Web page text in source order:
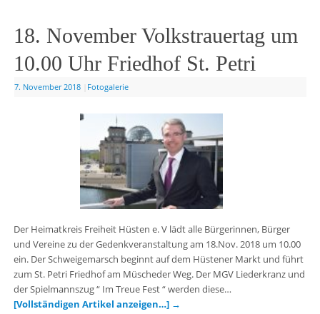
18. November Volkstrauertag um
10.00 Uhr Friedhof St. Petri
7. November 2018 Fotogalerie
Der Heimatkreis Freiheit Hüsten e. V lädt alle Bürgerinnen, Bürger
und Vereine zu der Gedenkveranstaltung am 18.Nov. 2018 um 10.00
ein. Der Schweigemarsch beginnt auf dem Hüstener Markt und führt
zum St. Petri Friedhof am Müscheder Weg. Der MGV Liederkranz und
der Spielmannszug “ Im Treue Fest “ werden diese…
[Vollständigen Artikel anzeigen…] →